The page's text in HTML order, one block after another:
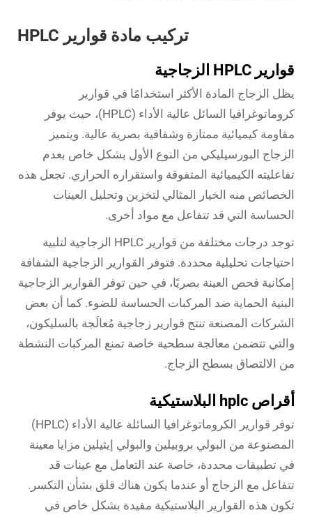
تركيب مادة قوارير HPLC
قوارير HPLC الزجاجية
يظل الزجاج المادة الأكثر استخدامًا في قوارير
كروماتوغرافيا السائل عالية الأداء (HPLC)، حيث يوفر
مقاومة كيميائية ممتازة وشفافية بصرية عالية. ويتميز
الزجاج البورسيليكي من النوع الأول بشكل خاص بعدم
تفاعليته الكيميائية المتفوقة واستقراره الحراري. تجعل هذه
الخصائص منه الخيار المثالي لتخزين وتحليل العينات
الحساسة التي قد تتفاعل مع مواد أخرى.
توجد درجات مختلفة من قوارير HPLC الزجاجية لتلبية
احتياجات تحليلية محددة. فتوفر القوارير الزجاجية الشفافة
إمكانية فحص العينة بصريًا، في حين توفر القوارير الزجاجية
البنية الحماية ضد المركبات الحساسة للضوء. كما أن بعض
الشركات المصنعة تنتج قوارير زجاجية مُعالَجة بالسليكون،
والتي تتضمن معالجة سطحية خاصة تمنع المركبات النشطة
من الالتصاق بسطح الزجاج.
أقراص hplc البلاستيكية
توفر قوارير الكروماتوغرافيا السائلة عالية الأداء (HPLC)
المصنوعة من البولي بروبيلين والبولي إيثيلين مزايا معينة
في تطبيقات محددة، خاصة عند التعامل مع عينات قد
تتفاعل مع الزجاج أو عندما يكون هناك قلق بشأن التكسر.
تكون هذه القوارير البلاستيكية مفيدة بشكل خاص في